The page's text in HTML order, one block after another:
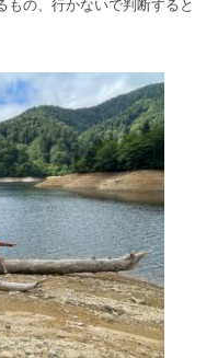
もの、行かないで判断すると